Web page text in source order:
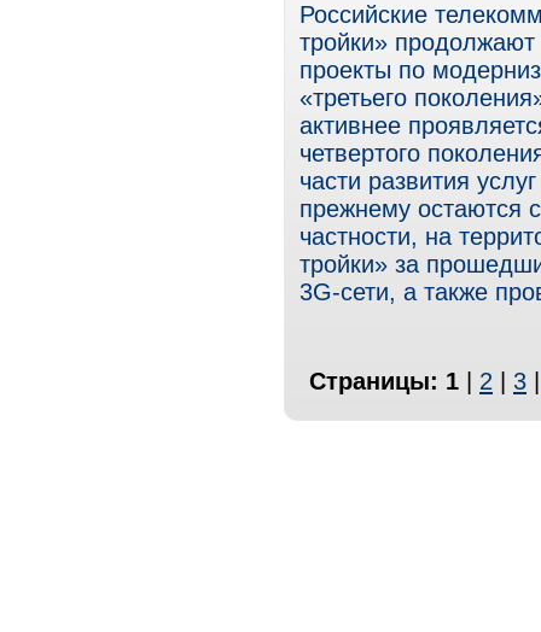
Российские
тройки»
проекты по
«третьего
активнее
четвертого
части развития
прежнему остаются
частности, на
тройки» за
3G-сети, а также
Страницы: 1 2 3